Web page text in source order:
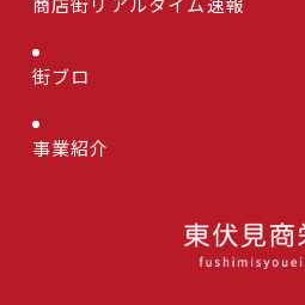
街ブロ
事業紹介